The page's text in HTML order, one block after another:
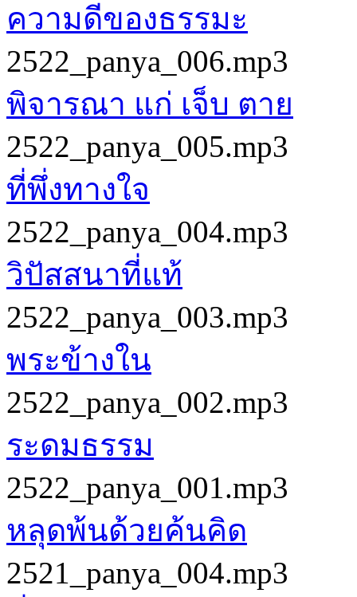
ความดีของธรรมะ
2522_panya_006.mp3
พิจารณา แก่ เจ็บ ตาย
2522_panya_005.mp3
ที่พึ่งทางใจ
2522_panya_004.mp3
วิปัสสนาที่แท้
2522_panya_003.mp3
พระข้างใน
2522_panya_002.mp3
ระดมธรรม
2522_panya_001.mp3
หลุดพ้นด้วยค้นคิด
2521_panya_004.mp3